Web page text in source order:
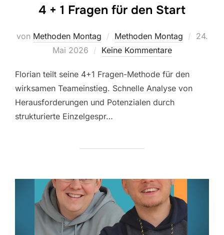
4 + 1 Fragen für den Start
von Methoden Montag Methoden Montag
24.
Mai 2026
Keine Kommentare
Florian teilt seine 4+1 Fragen-Methode für den
wirksamen Teameinstieg. Schnelle Analyse von
Herausforderungen und Potenzialen durch
strukturierte Einzelgespr…